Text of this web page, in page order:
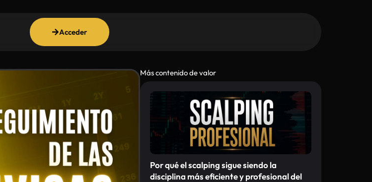
Acceder
Más contenido de valor
Por qué el scalping sigue siendo la
disciplina más eficiente y profesional del